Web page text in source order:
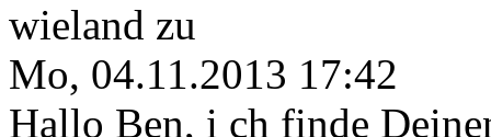
wieland zu
Mo, 04.11.2013 17:42
Hallo Ben, i ch finde